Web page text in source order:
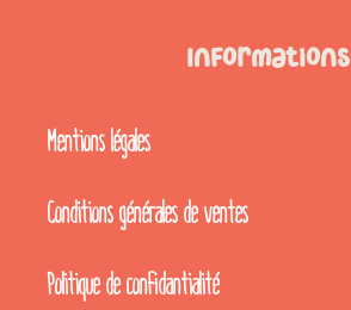
Informations
Mentions légales
Conditions générales de ventes
Politique de confidantialité